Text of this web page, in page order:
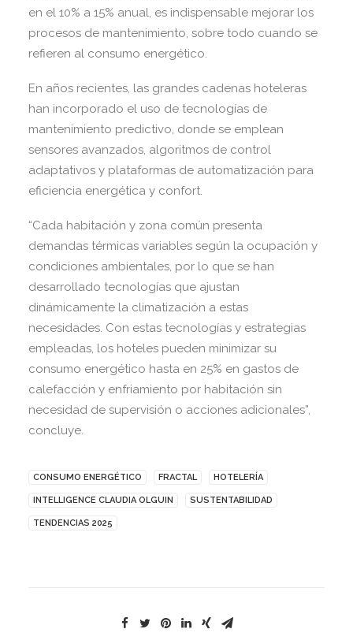
en el 10% a 15% anual, es indispensable mejorar los
procesos de mantenimiento, sobre todo cuando se
refieren al consumo energético.
En años recientes, las grandes cadenas hoteleras
han incorporado el uso de tecnologías de
mantenimiento predictivo, donde se emplean
sensores avanzados, algoritmos de control
adaptativos y plataformas de automatización para
eficiencia energética y confort.
“Cada habitación y zona común presenta
demandas térmicas variables según la ocupación y
condiciones ambientales, por lo que se han
desarrollado tecnologías que ajustan
dinámicamente la climatización a estas
necesidades. Con estas tecnologías y estrategias
empleadas, los hoteles pueden minimizar su
consumo energético hasta en 25% en gastos de
calefacción y enfriamiento por habitación sin
necesidad de supervisión o acciones adicionales”,
concluye.
CONSUMO ENERGÉTICO FRACTAL HOTELERÍA
INTELLIGENCE CLAUDIA OLGUIN SUSTENTABILIDAD
TENDENCIAS 2025